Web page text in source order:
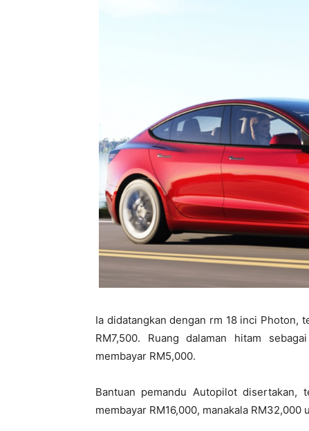
Ia didatangkan dengan rm 18 inci Photon,
RM7,500. Ruang dalaman hitam
membayar RM5,000.
Bantuan pemandu Autopilot disertakan,
membayar RM16,000, manakala